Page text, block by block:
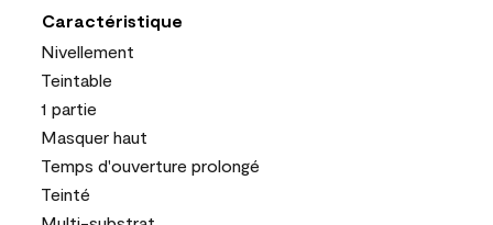
Caractéristique
Nivellement
Teintable
1 partie
Masquer haut
Temps d'ouverture prolongé
Teinté